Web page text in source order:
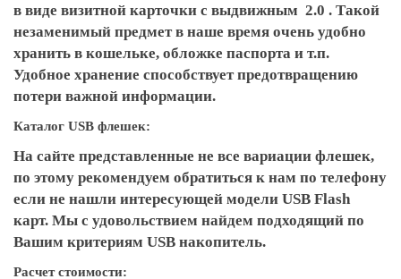
в виде визитной карточки с выдвижным 2.0 . Такой
незаменимый предмет в наше время очень удобно
хранить в кошельке, обложке паспорта и т.п.
Удобное хранение способствует предотвращению
потери важной информации.
Каталог USB флешек:
На сайте представленные не все вариации флешек,
по этому рекомендуем обратиться к нам по телефону
если не нашли интересующей модели USB Flash
карт. Мы с удовольствием найдем подходящий по
Вашим критериям USB накопитель.
Расчет стоимости: